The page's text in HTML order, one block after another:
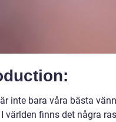
inte bara våra bästa
världen finns det några